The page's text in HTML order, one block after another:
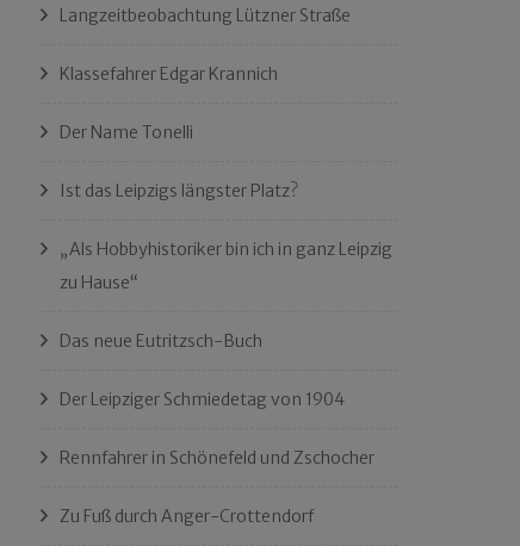
Langzeitbeobachtung Lützner Straße
Klassefahrer Edgar Krannich
Der Name Tonelli
Ist das Leipzigs längster Platz?
„Als Hobbyhistoriker bin ich in ganz Leipzig
zu Hause“
Das neue Eutritzsch-Buch
Der Leipziger Schmiedetag von 1904
Rennfahrer in Schönefeld und Zschocher
Zu Fuß durch Anger-Crottendorf